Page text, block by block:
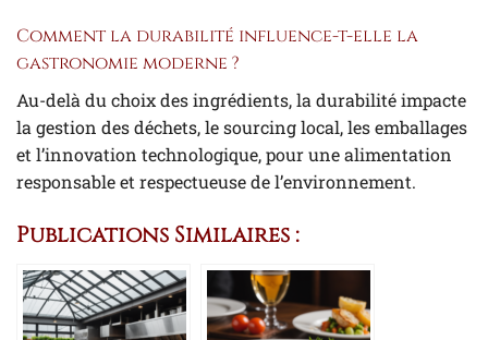
Comment la durabilité influence-t-elle la
gastronomie moderne ?
Au-delà du choix des ingrédients, la durabilité impacte
la gestion des déchets, le sourcing local, les emballages
et l’innovation technologique, pour une alimentation
responsable et respectueuse de l’environnement.
Publications Similaires :